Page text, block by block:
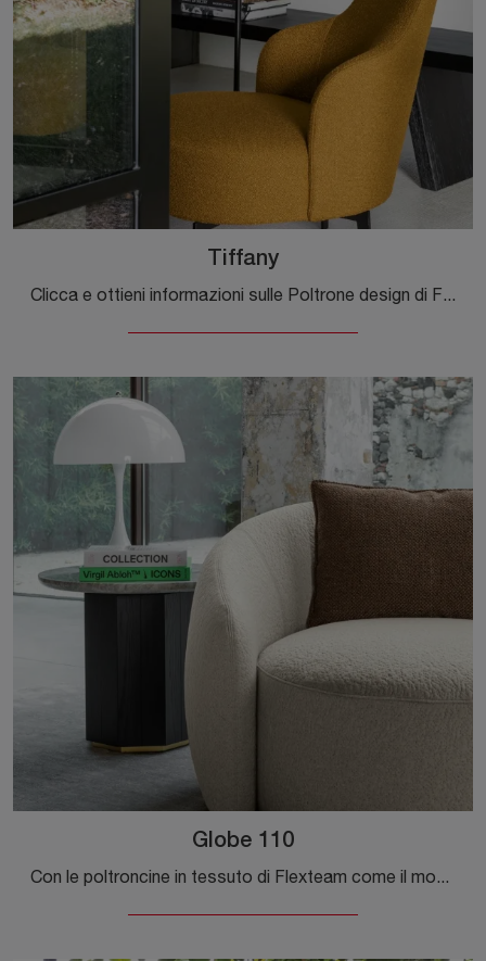
Tiffany
Clicca e ottieni informazioni sulle Poltrone design di Flexteam! Molteplici modelli in tessuto, come Tiffany, ti aspettano.
Globe 110
Con le poltroncine in tessuto di Flexteam come il modello Globe 110 potrai ultimare il tuo progetto d'arredo.